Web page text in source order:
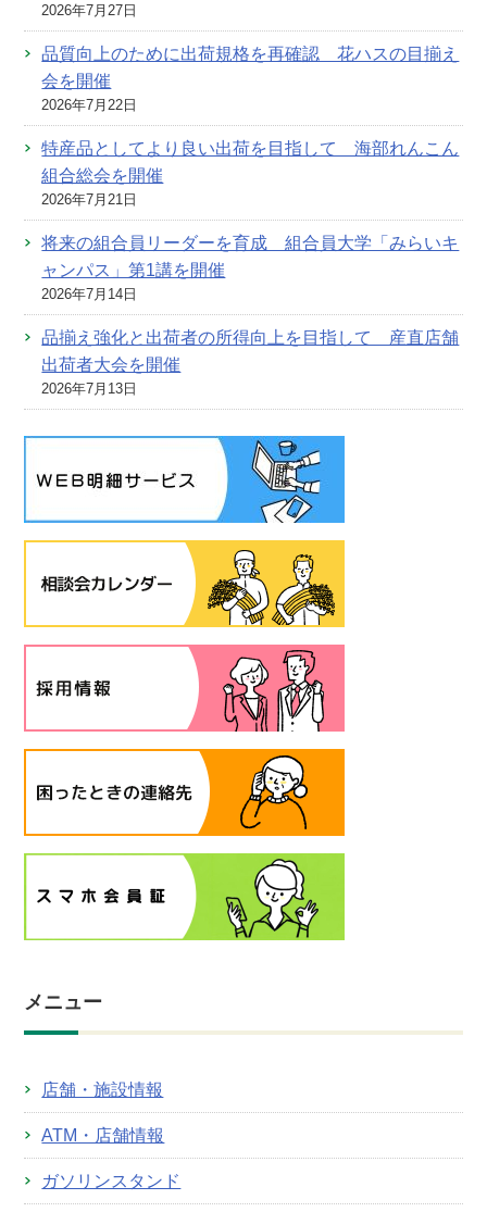
2026年7月27日
品質向上のために出荷規格を再確認 花ハスの目揃え
会を開催
2026年7月22日
特産品としてより良い出荷を目指して 海部れんこん
組合総会を開催
2026年7月21日
将来の組合員リーダーを育成 組合員大学「みらいキ
ャンパス」第1講を開催
2026年7月14日
品揃え強化と出荷者の所得向上を目指して 産直店舗
出荷者大会を開催
2026年7月13日
メニュー
店舗・施設情報
ATM・店舗情報
ガソリンスタンド